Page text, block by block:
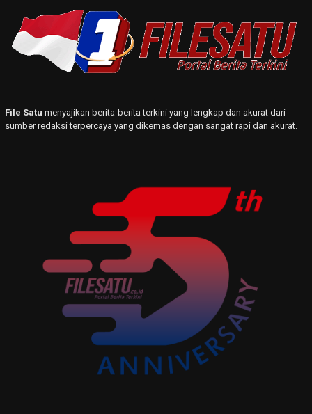
File Satu menyajikan berita-berita terkini yang lengkap dan akurat dari
sumber redaksi terpercaya yang dikemas dengan sangat rapi dan akurat.